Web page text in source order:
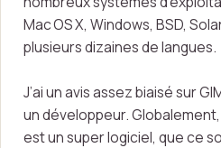
Mac OS X, Windows, BSD,
plusieurs dizaines de langues.
J’ai un avis assez biaisé sur
un développeur.
est un super logiciel, que ce